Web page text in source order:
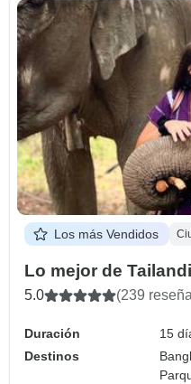
Los más Vendidos
Lo mejor de
5.0 (239
Duración
15
Destinos